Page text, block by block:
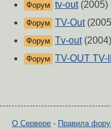
Форум tv-out(2005)
Форум TV-Out
Форум Tv-out(2004)
Форум TV-OUT TV-
О Сервере - Правила